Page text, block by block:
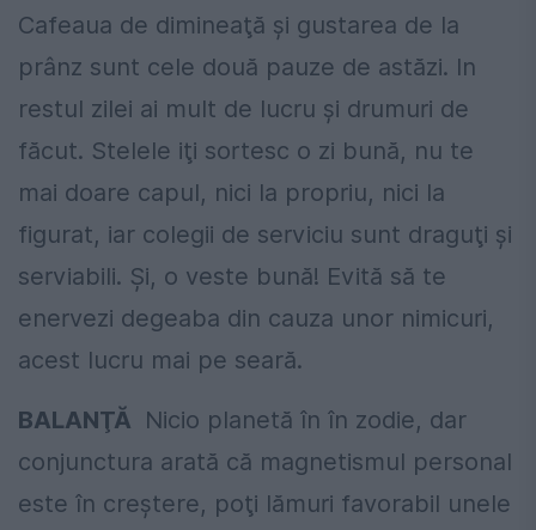
Cafeaua de dimineaţă şi gustarea de la
prânz sunt cele două pauze de astăzi. In
restul zilei ai mult de lucru şi drumuri de
făcut. Stelele iţi sortesc o zi bună, nu te
mai doare capul, nici la propriu, nici la
figurat, iar colegii de serviciu sunt draguţi şi
serviabili. Şi, o veste bună! Evită să te
enervezi degeaba din cauza unor nimicuri,
acest lucru mai pe seară.
BALANŢĂ Nicio planetă în în zodie, dar
conjunctura arată că magnetismul personal
este în creştere, poţi lămuri favorabil unele